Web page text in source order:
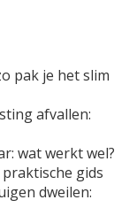
pak je het slim
afvallen:
wat werkt wel?
gids
dweilen: